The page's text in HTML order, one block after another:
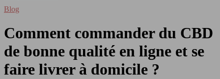
Blog
Comment commander du CBD
de bonne qualité en ligne et se
faire livrer à domicile ?